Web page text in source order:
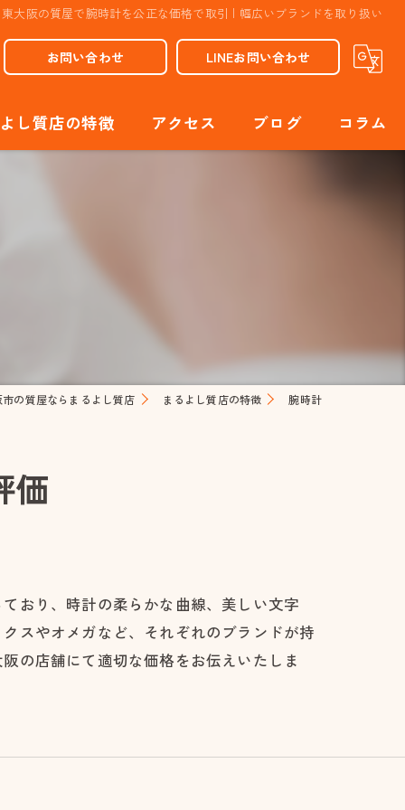
東大阪の質屋で腕時計を公正な価格で取引 | 幅広いブランドを取り扱い
お問い合わせ LINEお問い合わせ
し質店の特徴 アクセス ブログ コラム
の質屋ならまるよし質店 まるよし質店の特徴 腕時計
価
おり、時計の柔らかな曲線、美しい文字
スやオメガなど、それぞれのブランドが持
の店舗にて適切な価格をお伝えいたしま